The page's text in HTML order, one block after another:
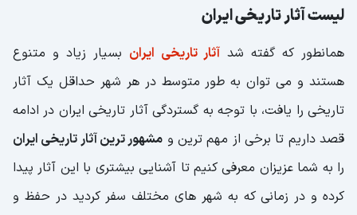
لیست آثار تاریخی ایران
همانطور که گفته شدآثار تاریخی ایران بسیار زیاد و متنوع
هستند و می توان به طور متوسط در هر شهر حداقل یک آثار
تاریخی را یافت، با توجه به گستردگی آثار تاریخی ایران در ادامه
قصد داریم تا برخی از مهم ترین و مشهور ترین آثار تاریخی ایران
را به شما عزیزان معرفی کنیم تا آشنایی بیشتری با این آثار پیدا
کرده و در زمانی که به شهر های مختلف سفر کردید در حفظ و